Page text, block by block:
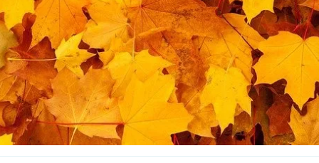
mnie wydarzenia z tego
Śląsk
Kraków